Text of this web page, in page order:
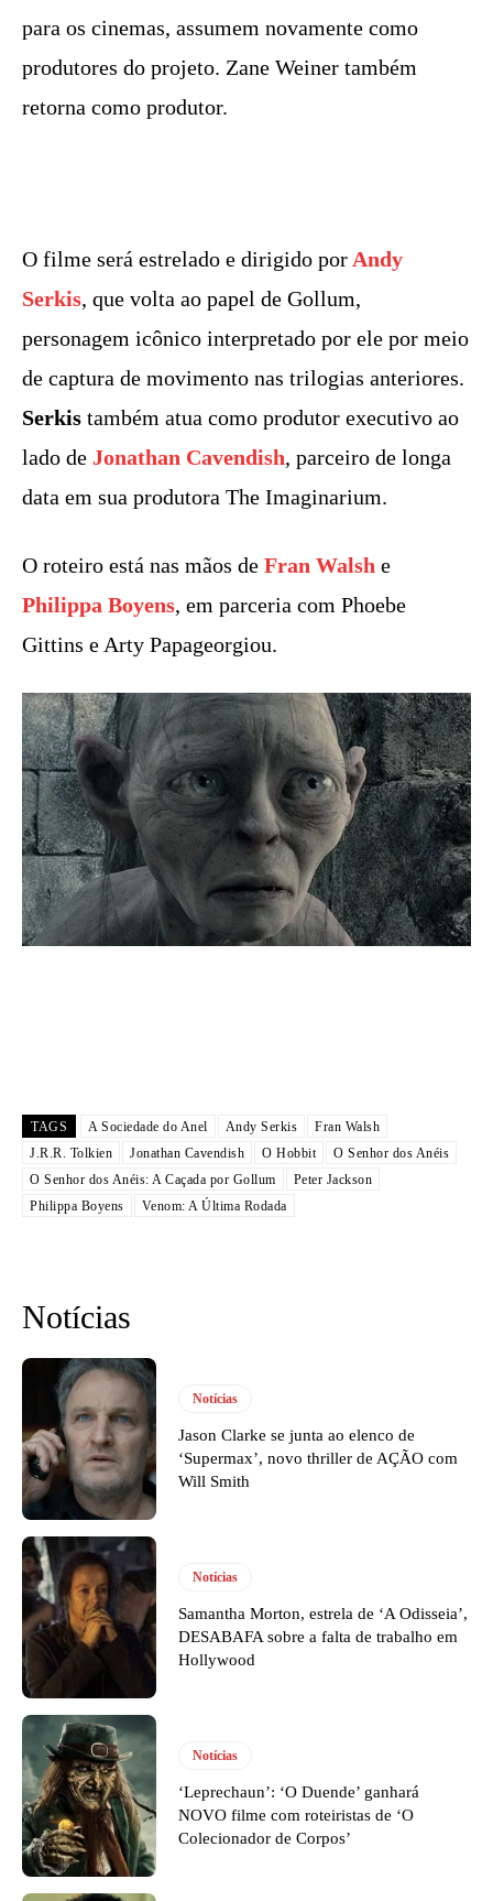
para os cinemas, assumem novamente como
produtores do projeto. Zane Weiner também
retorna como produtor.
O filme será estrelado e dirigido porAndy
Serkis, que volta ao papel de Gollum,
personagem icônico interpretado por ele por meio
de captura de movimento nas trilogias anteriores.
Serkis também atua como produtor executivo ao
lado de Jonathan Cavendish, parceiro de longa
data em sua produtora The Imaginarium.
O roteiro está nas mãos de Fran Walsh e
Philippa Boyens, em parceria com Phoebe
Gittins e Arty Papageorgiou.
TAGS A Sociedade do Anel Andy Serkis
Fran Walsh
J.R.R. Tolkien
Jonathan Cavendish O Hobbit
O Senhor dos Anéis
O Senhor dos Anéis: A Caçada por Gollum
Peter Jackson
Philippa Boyens
Venom: A Última Rodada
Notícias
Notícias
Jason Clarke se junta ao elenco de
‘Supermax’, novo thriller de AÇÃO com
Will Smith
Notícias
Samantha Morton, estrela de ‘A Odisseia’,
DESABAFA sobre a falta de trabalho em
Hollywood
Notícias
‘Leprechaun’: ‘O Duende’ ganhará
NOVO filme com roteiristas de ‘O
Colecionador de Corpos’